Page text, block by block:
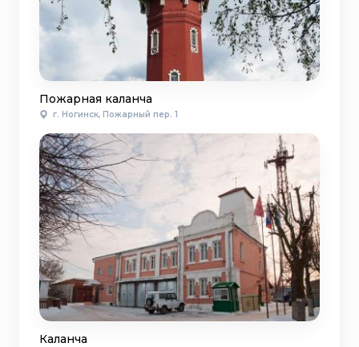
Пожарная каланча
г. Ногинск, Пожарный пер. 1
Каланча